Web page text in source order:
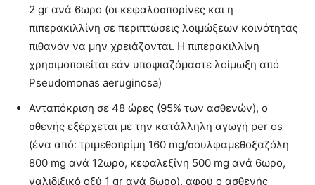
2 gr ανά 6ωρο (οι κεφαλοσπορίνες και η
πιπερακιλλίνη σε περιπτώσεις λοιμώξεων κοινότητας
πιθανόν να μην χρειάζονται. Η πιπερακιλλίνη
χρησιμοποιείται εάν υποψιαζόμαστε λοίμωξη από
Pseudomonas aeruginosa)
Ανταπόκριση σε 48 ώρες (95% των ασθενών), ο
σθενής εξέρχεται με την κατάλληλη αγωγή per os
(ένα από: τριμεθοπρίμη 160 mg/σουλφαμεθοξαζόλη
800 mg ανά 12ωρο, κεφαλεξίνη 500 mg ανά 6ωρο,
ναλιδιξικό οξύ 1 gr ανά 6ωρο), αφού ο ασθενής